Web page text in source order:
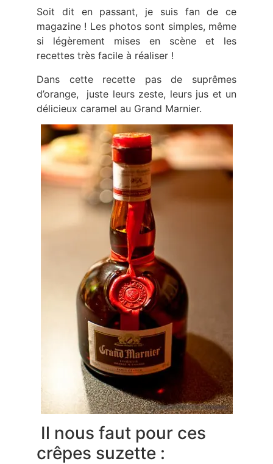
Soit dit en passant, je suis fan de ce
magazine ! Les photos sont simples, même
si légèrement mises en scène et les
recettes très facile à réaliser !
Dans cette recette pas de suprêmes
d’orange, juste leurs zeste, leurs jus et un
délicieux caramel au Grand Marnier.
Il nous faut pour ces
crêpes suzette :